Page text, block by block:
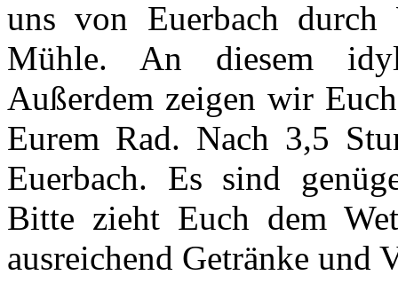
uns von Euerbach
Mühle. An diesem
Außerdem zeigen wir
Eurem Rad. Nach 3,5
Euerbach. Es sind
Bitte zieht Euch dem
ausreichend Getränke und